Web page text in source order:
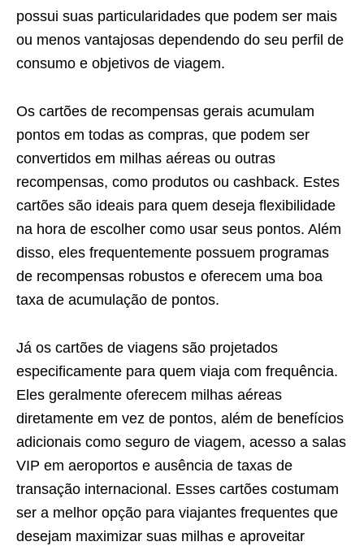
possui suas particularidades que podem ser mais
ou menos vantajosas dependendo do seu perfil de
consumo e objetivos de viagem.
Os cartões de recompensas gerais acumulam
pontos em todas as compras, que podem ser
convertidos em milhas aéreas ou outras
recompensas, como produtos ou cashback. Estes
cartões são ideais para quem deseja flexibilidade
na hora de escolher como usar seus pontos. Além
disso, eles frequentemente possuem programas
de recompensas robustos e oferecem uma boa
taxa de acumulação de pontos.
Já os cartões de viagens são projetados
especificamente para quem viaja com frequência.
Eles geralmente oferecem milhas aéreas
diretamente em vez de pontos, além de benefícios
adicionais como seguro de viagem, acesso a salas
VIP em aeroportos e ausência de taxas de
transação internacional. Esses cartões costumam
ser a melhor opção para viajantes frequentes que
desejam maximizar suas milhas e aproveitar